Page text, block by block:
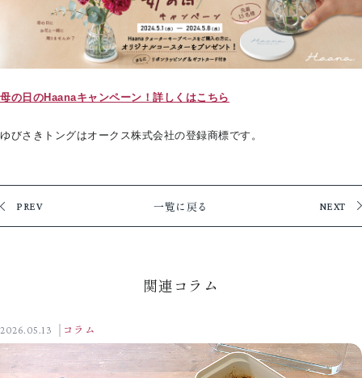
母の日のHaanaキャンペーン！詳しくはこちら
ゆびさきトングはオークス株式会社の登録商標です。
PREV 一覧に戻る NEXT
関連コラム
2026.05.13 コラム